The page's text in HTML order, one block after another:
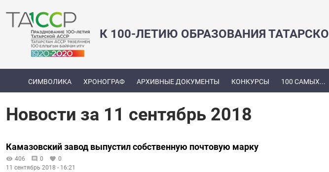
К 100-ЛЕТИЮ ОБРАЗОВАНИЯ
СИМВОЛИКА ХРОНОГРАФ АРХИВНЫЕ ДОКУМЕНТЫ КОНКУРСЫ 100 САМЫХ...
Новости за 11 сентябрь 2018
Камазовский завод выпустил собственную почтовую марку
406 0
0
11 сентябрь 2018 - 16:21